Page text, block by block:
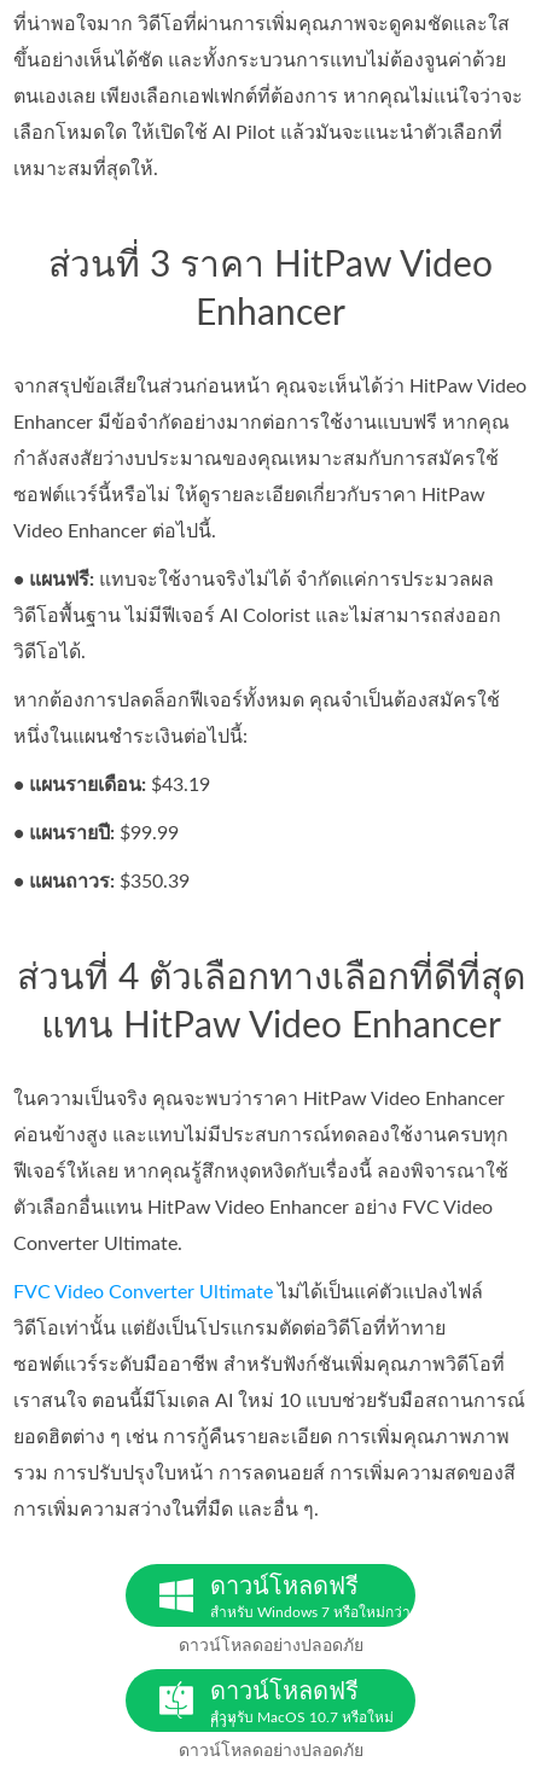
ที่น่าพอใจมาก วิดีโอที่ผ่านการเพิ่มคุณภาพจะดูคมชัดและใส
ขึ้นอย่างเห็นได้ชัด และทั้งกระบวนการแทบไม่ต้องจูนค่าด้วย
ตนเองเลย เพียงเลือกเอฟเฟกต์ที่ต้องการ หากคุณไม่แน่ใจว่าจะ
เลือกโหมดใด ให้เปิดใช้ AI Pilot แล้วมันจะแนะนำตัวเลือกที่
เหมาะสมที่สุดให้.
ส่วนที่ 3 ราคา HitPaw Video
Enhancer
จากสรุปข้อเสียในส่วนก่อนหน้า คุณจะเห็นได้ว่า HitPaw Video
Enhancer มีข้อจำกัดอย่างมากต่อการใช้งานแบบฟรี หากคุณ
กำลังสงสัยว่างบประมาณของคุณเหมาะสมกับการสมัครใช้
ซอฟต์แวร์นี้หรือไม่ ให้ดูรายละเอียดเกี่ยวกับราคา HitPaw
Video Enhancer ต่อไปนี้.
• แผนฟรี: แทบจะใช้งานจริงไม่ได้ จำกัดแค่การประมวลผล
วิดีโอพื้นฐาน ไม่มีฟีเจอร์ AI Colorist และไม่สามารถส่งออก
วิดีโอได้.
หากต้องการปลดล็อกฟีเจอร์ทั้งหมด คุณจำเป็นต้องสมัครใช้
หนึ่งในแผนชำระเงินต่อไปนี้:
• แผนรายเดือน: $43.19
• แผนรายปี: $99.99
• แผนถาวร: $350.39
ส่วนที่ 4 ตัวเลือกทางเลือกที่ดีที่สุด
แทน HitPaw Video Enhancer
ในความเป็นจริง คุณจะพบว่าราคา HitPaw Video Enhancer
ค่อนข้างสูง และแทบไม่มีประสบการณ์ทดลองใช้งานครบทุก
ฟีเจอร์ให้เลย หากคุณรู้สึกหงุดหงิดกับเรื่องนี้ ลองพิจารณาใช้
ตัวเลือกอื่นแทน HitPaw Video Enhancer อย่าง FVC Video
Converter Ultimate.
FVC Video Converter Ultimate ไม่ได้เป็นแค่ตัวแปลงไฟล์
วิดีโอเท่านั้น แต่ยังเป็นโปรแกรมตัดต่อวิดีโอที่ท้าทาย
ซอฟต์แวร์ระดับมืออาชีพ สำหรับฟังก์ชันเพิ่มคุณภาพวิดีโอที่
เราสนใจ ตอนนี้มีโมเดล AI ใหม่ 10 แบบช่วยรับมือสถานการณ์
ยอดฮิตต่าง ๆ เช่น การกู้คืนรายละเอียด การเพิ่มคุณภาพภาพ
รวม การปรับปรุงใบหน้า การลดนอยส์ การเพิ่มความสดของสี
การเพิ่มความสว่างในที่มืด และอื่น ๆ.
ดาวน์โหลดฟรี
สำหรับ Windows 7 หรือใหม่กว่า
ดาวน์โหลดอย่างปลอดภัย
ดาวน์โหลดฟรี
สำหรับ MacOS 10.7 หรือใหม่
กว่า
ดาวน์โหลดอย่างปลอดภัย